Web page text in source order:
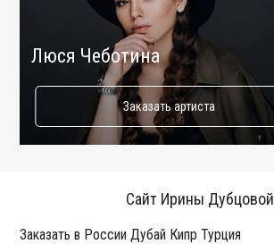
Люся Чеботина
Заказать артиста
Сайт Ирины Дубцовой
Заказать в России Дубай Кипр Турция